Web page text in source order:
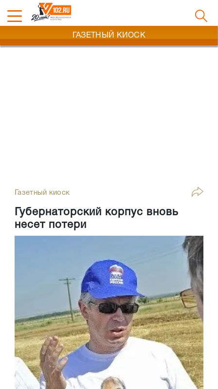
ГАЗЕТНЫЙ КИОСК
Газетный киоск
Губернаторский корпус вновь
несет потери